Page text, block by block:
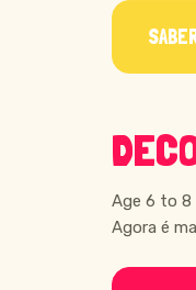
Age 6 to 8
Agora é